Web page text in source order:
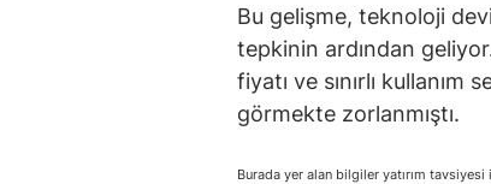
Bu gelişme, teknoloji
tepkinin ardından
fiyatı ve sınırlı
görmekte zorlanmıştı.
Burada yer alan bilgiler yatırım